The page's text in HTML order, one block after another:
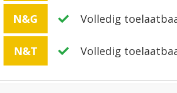
N&G Volledig
N&T Volledig